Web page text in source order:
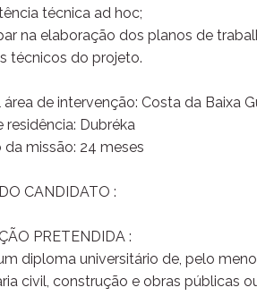
técnica ad hoc;
na elaboração dos planos de
técnicos do projeto.
área de intervenção: Costa da Baixa
residência: Dubréka
da missão: 24 meses
CANDIDATO :
PRETENDIDA :
diploma universitário de, pelo
civil, construção e obras públicas